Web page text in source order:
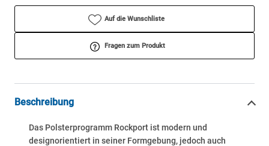
Auf die Wunschliste
Fragen zum Produkt
Beschreibung
Das Polsterprogramm Rockport ist modern und
designorientiert in seiner Formgebung, jedoch auch